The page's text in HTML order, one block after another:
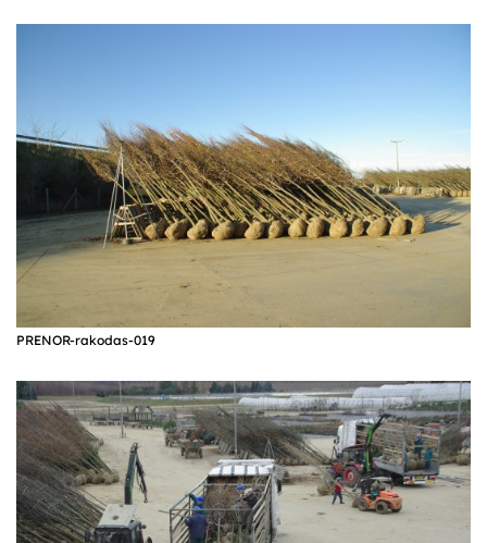
PRENOR-rakodas-019